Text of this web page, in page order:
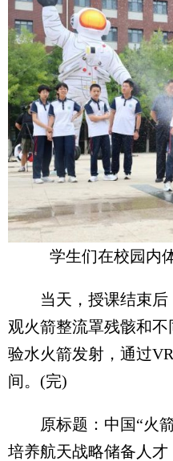
学生们在校园内
当天，授课结束后
观火箭整流罩残骸和
验水火箭发射，通过
间。(完)
原标题：中国“火箭
培养航天战略储备人才